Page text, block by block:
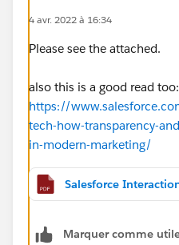
4 avr. 2022 à 16:34
Please see the attached.
also this is a good read too:
https://
tech-how-transparency-
in-modern-marketing/
Marquer comme